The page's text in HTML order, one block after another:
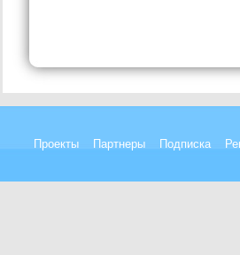
Проекты Партнеры Подписка